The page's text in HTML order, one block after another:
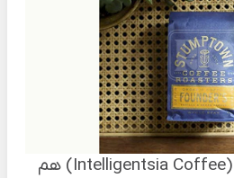
２. برند اینتلیجنتیزا (Intelligentsia Coffee) هم